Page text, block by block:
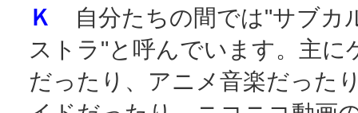
Ｋ
自分たちの間では"サブカ
ストラ"と呼んでいます。主に
だったり、アニメ音楽だった